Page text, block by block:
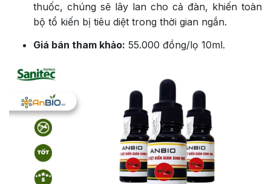
thuốc, chúng sẽ lây lan cho cả đàn, khiến toàn
bộ tổ kiến bị tiêu diệt trong thời gian ngắn.
Giá bán tham khảo: 55.000 đồng/lọ 10ml.